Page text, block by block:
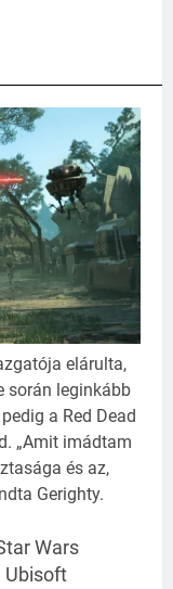
elárulta,
során leginkább
a Red Dead
„Amit imádtam
és az,
Gerighty.
Wars
Ubisoft